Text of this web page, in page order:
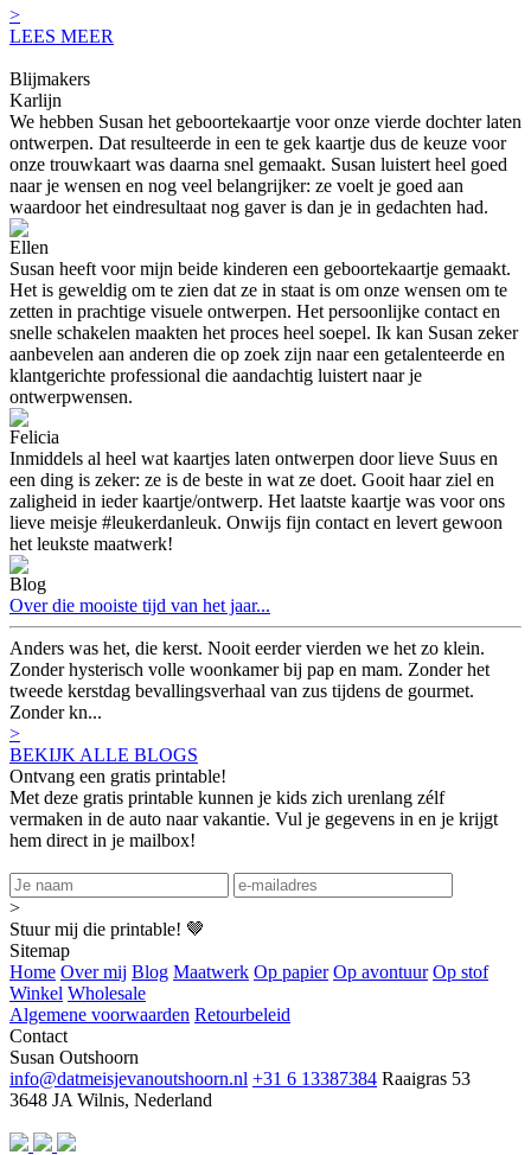
>
LEES MEER
Blijmakers
Karlijn
We hebben Susan het geboortekaartje voor onze vierde dochter laten
ontwerpen. Dat resulteerde in een te gek kaartje dus de keuze voor
onze trouwkaart was daarna snel gemaakt. Susan luistert heel goed
naar je wensen en nog veel belangrijker: ze voelt je goed aan
waardoor het eindresultaat nog gaver is dan je in gedachten had.
Ellen
Susan heeft voor mijn beide kinderen een geboortekaartje gemaakt.
Het is geweldig om te zien dat ze in staat is om onze wensen om te
zetten in prachtige visuele ontwerpen. Het persoonlijke contact en
snelle schakelen maakten het proces heel soepel. Ik kan Susan zeker
aanbevelen aan anderen die op zoek zijn naar een getalenteerde en
klantgerichte professional die aandachtig luistert naar je
ontwerpwensen.
Felicia
Inmiddels al heel wat kaartjes laten ontwerpen door lieve Suus en
een ding is zeker: ze is de beste in wat ze doet. Gooit haar ziel en
zaligheid in ieder kaartje/ontwerp. Het laatste kaartje was voor ons
lieve meisje #leukerdanleuk. Onwijs fijn contact en levert gewoon
het leukste maatwerk!
Blog
Over die mooiste tijd van het jaar...
Anders was het, die kerst. Nooit eerder vierden we het zo klein.
Zonder hysterisch volle woonkamer bij pap en mam. Zonder het
tweede kerstdag bevallingsverhaal van zus tijdens de gourmet.
Zonder kn...
>
BEKIJK ALLE BLOGS
Ontvang een gratis printable!
Met deze gratis printable kunnen je kids zich urenlang zélf
vermaken in de auto naar vakantie. Vul je gegevens in en je krijgt
hem direct in je mailbox!
>
Stuur mij die printable! 🤎
Sitemap
Home Over mij Blog Maatwerk Op papier Op avontuur Op stof
Winkel Wholesale
Algemene voorwaarden Retourbeleid
Contact
Susan Outshoorn
info@datmeisjevanoutshoorn.nl +31 6 13387384 Raaigras 53
3648 JA Wilnis, Nederland